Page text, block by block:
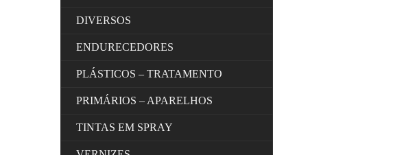
DIVERSOS
ENDURECEDORES
PLÁSTICOS – TRATAMENTO
PRIMÁRIOS – APARELHOS
TINTAS EM SPRAY